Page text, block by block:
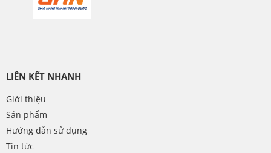
LIÊN KẾT NHANH
Giới thiệu
Sản phẩm
Hướng dẫn sử dụng
Tin tức